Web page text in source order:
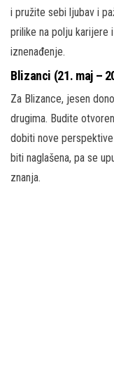
i pružite sebi ljubav i
prilike na polju karijere
iznenađenje.
Blizanci (21. maj –
Za Blizance, jesen
drugima. Budite
dobiti nove
biti naglašena, pa se
znanja.